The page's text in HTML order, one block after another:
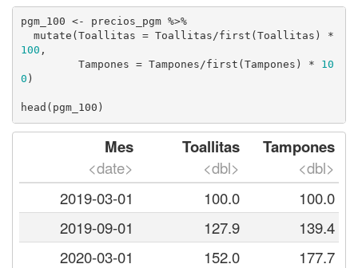
pgm_100 <- precios_pgm %>%
100 ,
         Tampones = Tampones/first(Tampones) *
10
0 )
head(pgm_100)
Mes
<date>
Toallitas
<dbl>
Tampones
<dbl>
2019-03-01
100.0
100.0
2019-09-01
127.9
139.4
2020-03-01
152.0
177.7